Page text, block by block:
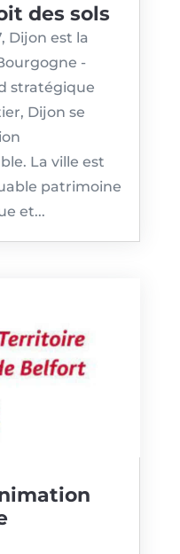
des sols
Dijon est la
-
stratégique
Dijon se
La ville est
patrimoine
et...